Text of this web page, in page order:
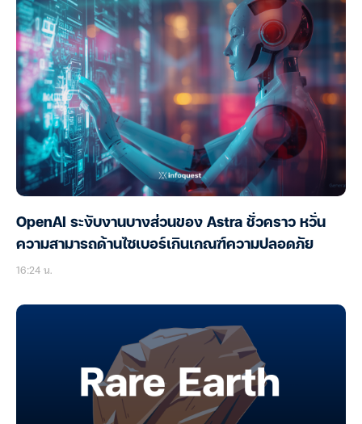
OpenAI ระงับงานบางส่วนของ Astra ชั่วคราว หวั่น
ความสามารถด้านไซเบอร์เกินเกณฑ์ความปลอดภัย
16:24 น.